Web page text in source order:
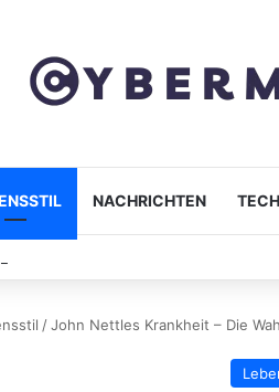
NACHRICHTEN
Ihr Leben, Liebe & Wahrheit hinter den
/John Nettles Krankheit – Die